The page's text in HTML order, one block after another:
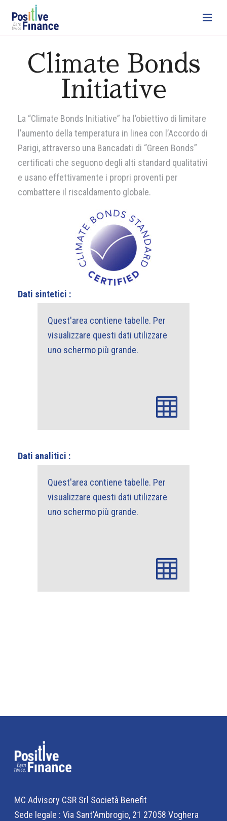
Climate Bonds
Initiative
La “Climate Bonds Initiative” ha l’obiettivo di limitare
l’aumento della temperatura in linea con l’Accordo di
Parigi, attraverso una Bancadati di “Green Bonds”
certificati che seguono degli alti standard qualitativi
e usano effettivamente i propri proventi per
combattere il riscaldamento globale.
Dati sintetici :
Dati analitici :
MC Advisory CSR Srl Società Benefit
Sede legale : Via Sant’Ambrogio, 21 27058 Voghera